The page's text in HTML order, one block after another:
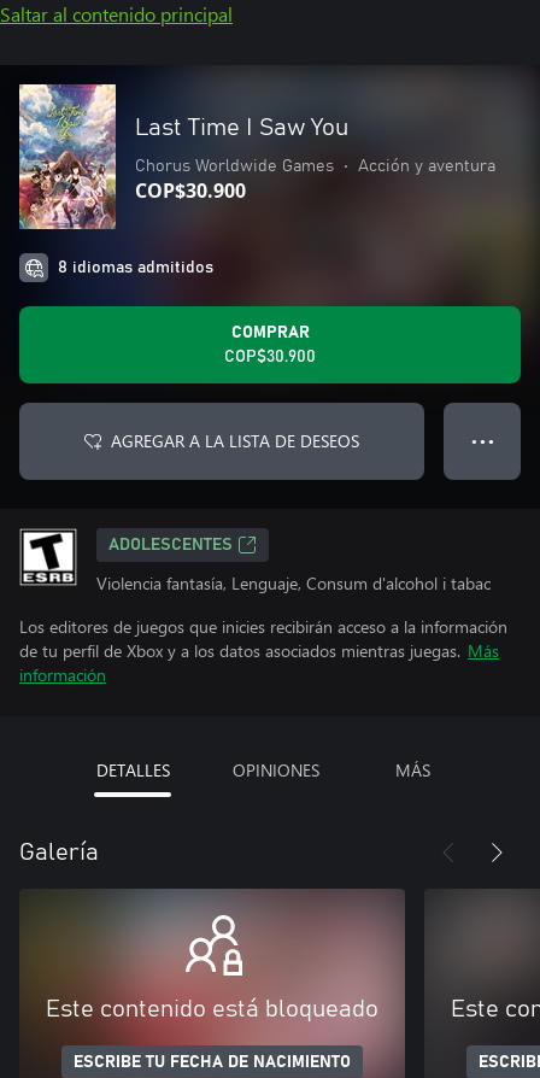
Saltar al contenido principal
Last Time I Saw You
Chorus Worldwide Games • Acción y aventura
COP$30.900
8 idiomas admitidos
COMPRAR
COP$30.900
AGREGAR A LA LISTA DE DESEOS ● ● ●
ADOLESCENTES
Violencia fantasía, Lenguaje, Consum d'alcohol i tabac
Los editores de juegos que inicies recibirán acceso a la información
de tu perfil de Xbox y a los datos asociados mientras juegas. Más
información
DETALLES OPINIONES MÁS
Galería
Este contenido está bloqueado
ESCRIBE TU FECHA DE NACIMIENTO
Este